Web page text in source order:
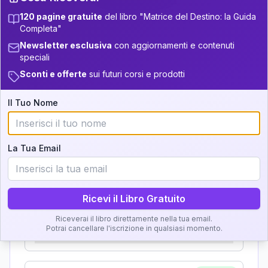
17.5-18.5 +7 21
Zone della Matrice:
Analisi, Significato e
Interpretazione
Clicca su ogni zona per leggere la definizione e
l'interpretazione!
Importanza:
Karma Genitore-Figlio
Importanza:
120 pagine gratuite del libro "Matrice del Destino: la Guida
Completa"
Newsletter esclusiva con aggiornamenti e contenuti
speciali
Sconti e offerte sui futuri corsi e prodotti
Il Tuo Nome
La Tua Email
Ricevi il Libro Gratuito
Riceverai il libro direttamente nella tua email.
Potrai cancellare l'iscrizione in qualsiasi momento.